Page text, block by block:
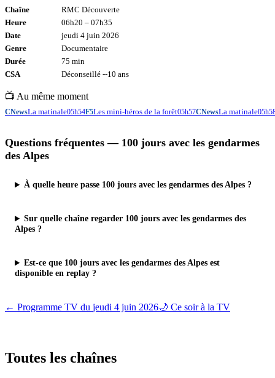
Chaîne
RMC Découverte
Heure
06h20 – 07h35
Date
jeudi 4 juin 2026
Genre
Documentaire
Durée
75 min
CSA
Déconseillé --10 ans
📺 Au même moment
CNewsLa matinale05h54F5Les mini-héros de la forêt05h57CNewsLa matinale
Questions fréquentes — 100 jours avec les gendarmes
des Alpes
À quelle heure passe 100 jours avec les gendarmes des Alpes ?
Sur quelle chaîne regarder 100 jours avec les gendarmes des
Alpes ?
Est-ce que 100 jours avec les gendarmes des Alpes est
disponible en replay ?
← Programme TV du jeudi 4 juin 2026🌙 Ce soir à la TV
Toutes les chaînes